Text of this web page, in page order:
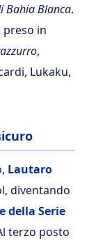
Bahia Blanca.
preso in
,
Lukaku,
Lautaro
diventando
della Serie
terzo posto